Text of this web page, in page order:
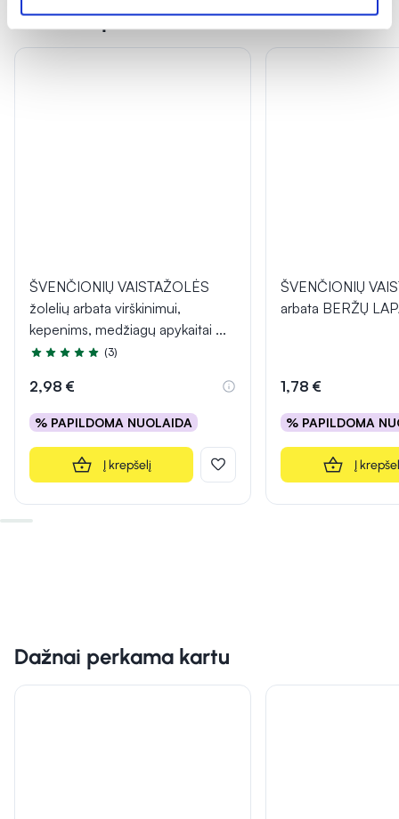
Panašios prekės
ŠVENČIONIŲ VAISTAŽOLĖS
žolelių arbata virškinimui,
kepenims, medžiagų apykaitai ...
Įvertinimas 4.7 iš 5
(3)
2,98 €
% PAPILDOMA NUOLAIDA
Į krepšelį
ŠVENČIONIŲ
arbata BERŽŲ
1,78 €
% PAPILDOMA
Į
Dažnai perkama kartu